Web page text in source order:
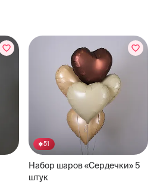
51
Набор шаров «Сердечки» 5
штук